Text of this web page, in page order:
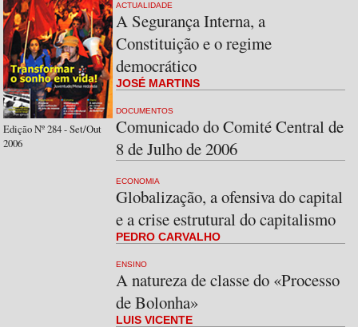
Edição Nº 284 - Set/Out
2006
ACTUALIDADE
A Segurança Interna, a
Constituição e o regime
democrático
JOSÉ MARTINS
DOCUMENTOS
Comunicado do Comité Central de
8 de Julho de 2006
ECONOMIA
Globalização, a ofensiva do capital
e a crise estrutural do capitalismo
PEDRO CARVALHO
ENSINO
A natureza de classe do «Processo
de Bolonha»
LUIS VICENTE